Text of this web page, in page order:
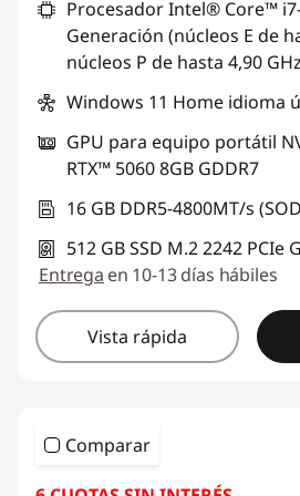
Procesador Intel® Core™ i7-
Generación (núcleos E de
núcleos P de hasta 4,90
Windows 11 Home idioma
GPU para equipo portátil
RTX™ 5060 8GB GDDR7
16 GB DDR5-4800MT/s
512 GB SSD M.2 2242 PCIe
Entrega en 10-13 días hábiles
Vista rápida
Comparar